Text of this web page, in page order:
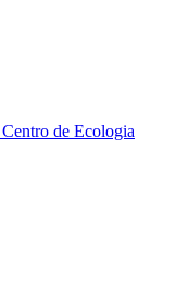
de Ecologia